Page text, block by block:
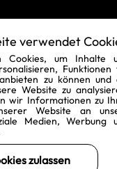
verwendet
Cookies, um Inhalte
Funktionen
zu können und
Website zu
wir Informationen zu
Website an
Medien, Werbung
zulassen